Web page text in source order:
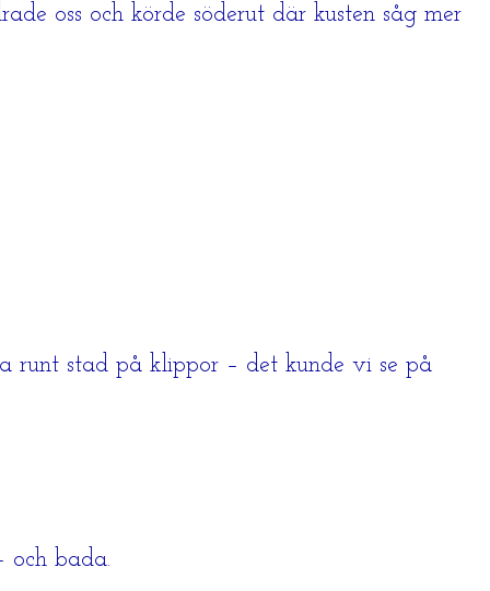
oss och körde söderut där kusten såg mer
runt stad på klippor – det kunde vi se på
och bada.